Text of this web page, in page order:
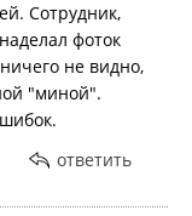
Сотрудник,
фоток
не видно,
"миной".
ответить